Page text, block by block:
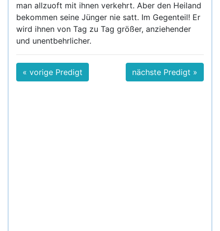
man allzuoft mit ihnen verkehrt. Aber den Heiland
bekommen seine Jünger nie satt. Im Gegenteil! Er
wird ihnen von Tag zu Tag größer, anziehender
und unentbehrlicher.
« vorige Predigt nächste Predigt »